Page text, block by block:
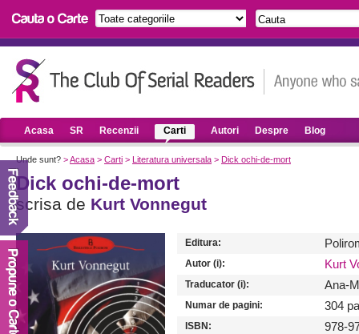
Acasa SR Recenzii Carti Autori Despre Blog
Unde sunt? >Acasa > Carti > Literatura universala > Dick ochi-de-mort
Dick ochi-de-mort
scrisa de Kurt Vonnegut
Editura:
Autor (i): Kurt
Traducator (i): Ana-
Numar de pagini: 304
ISBN: 978-